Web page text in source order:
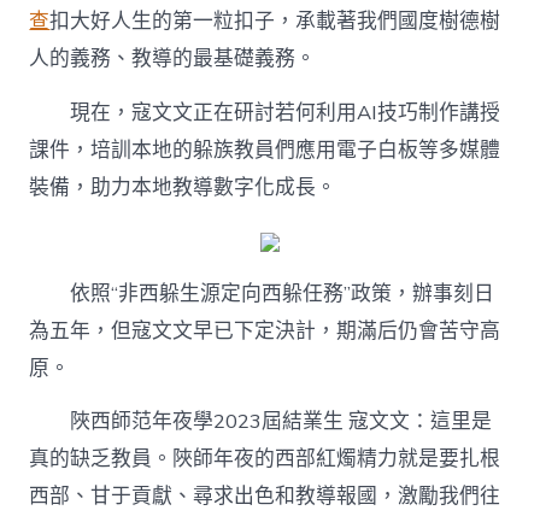
查扣大好人生的第一粒扣子，承載著我們國度樹德樹
人的義務、教導的最基礎義務。
現在，寇文文正在研討若何利用AI技巧制作講授
課件，培訓本地的躲族教員們應用電子白板等多媒體
裝備，助力本地教導數字化成長。
依照“非西躲生源定向西躲任務”政策，辦事刻日
為五年，但寇文文早已下定決計，期滿后仍會苦守高
原。
陜西師范年夜學2023屆結業生 寇文文：這里是
真的缺乏教員。陜師年夜的西部紅燭精力就是要扎根
西部、甘于貢獻、尋求出色和教導報國，激勵我們往